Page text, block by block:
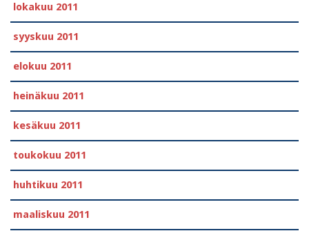
lokakuu 2011
syyskuu 2011
elokuu 2011
heinäkuu 2011
kesäkuu 2011
toukokuu 2011
huhtikuu 2011
maaliskuu 2011